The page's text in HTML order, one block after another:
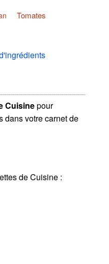
Tomates
Cuisinepour
dans votre carnet de
de Cuisine :